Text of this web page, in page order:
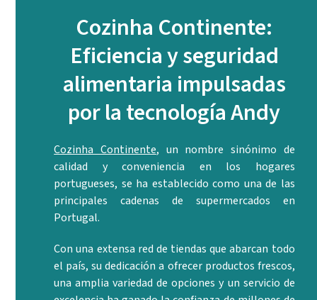
Cozinha Continente:
Eficiencia y seguridad
alimentaria impulsadas
por la tecnología Andy
Cozinha Continente, un nombre sinónimo de
calidad y conveniencia en los hogares
portugueses, se ha establecido como una de las
principales cadenas de supermercados en
Portugal.
Con una extensa red de tiendas que abarcan todo
el país, su dedicación a ofrecer productos frescos,
una amplia variedad de opciones y un servicio de